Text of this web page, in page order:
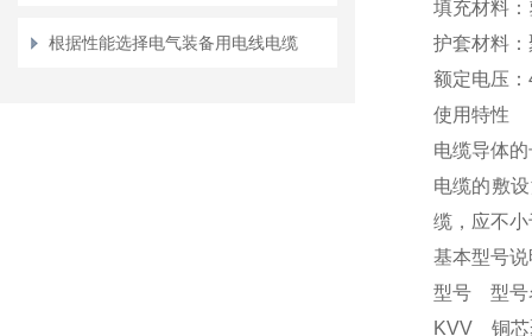
根据性能选择电气装备用电线电缆
填充材料
护套材料
额定电压
使用特性
电缆导体
电缆的敷
缆，应不
基本型号说
型号 型号
KVV 铜芯